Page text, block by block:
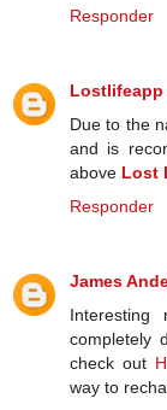
Responder
Lostlifeapp
Due to the
and is
above Lost
Responder
James
completely
check out
way to